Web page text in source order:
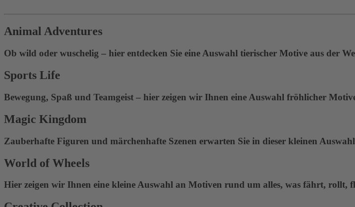
Animal Adventures
Ob wild oder wuschelig – hier entdecken Sie eine Auswahl tierischer Motive aus der
Sports Life
Bewegung, Spaß und Teamgeist – hier zeigen wir Ihnen eine Auswahl fröhlicher
Magic Kingdom
Zauberhafte Figuren und märchenhafte Szenen erwarten Sie in dieser kleinen
World of Wheels
Hier zeigen wir Ihnen eine kleine Auswahl an Motiven rund um alles, was fährt, rollt,